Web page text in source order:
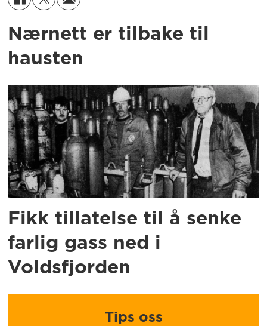
Nærnett er tilbake til
hausten
Fikk tillatelse til å senke
farlig gass ned i
Voldsfjorden
Tips oss